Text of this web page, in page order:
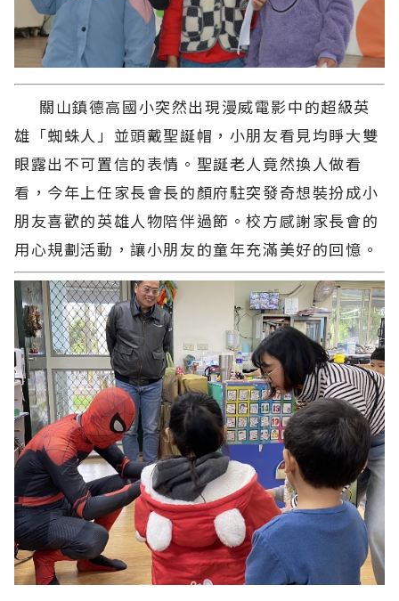
關山鎮德高國小突然出現漫威電影中的超級英
雄「蜘蛛人」並頭戴聖誕帽，小朋友看見均睜大雙
眼露出不可置信的表情。聖誕老人竟然換人做看
看，今年上任家長會長的顏府駐突發奇想裝扮成小
朋友喜歡的英雄人物陪伴過節。校方感謝家長會的
用心規劃活動，讓小朋友的童年充滿美好的回憶。